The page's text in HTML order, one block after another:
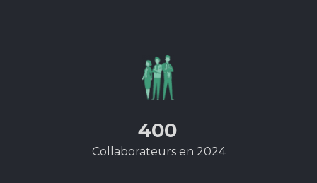
400
Collaborateurs en 2024